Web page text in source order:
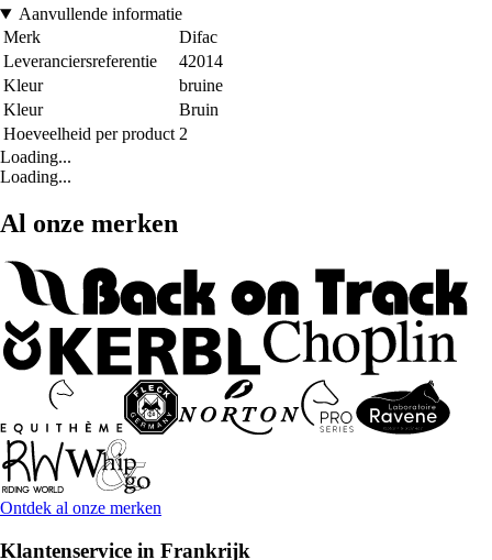
Aanvullende informatie
Merk
Difac
Leveranciersreferentie
42014
Kleur
bruine
Kleur
Bruin
Hoeveelheid per product 2
Loading...
Loading...
Al onze merken
Ontdek al onze merken
Klantenservice in Frankrijk